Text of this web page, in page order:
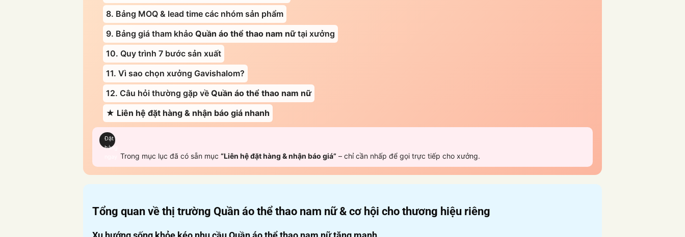
8. Bảng MOQ & lead time các nhóm sản phẩm
9. Bảng giá tham khảo Quần áo thể thao nam nữtại xưởng
10. Quy trình 7 bước sản xuất
11. Vì sao chọn xưởng Gavishalom?
12. Câu hỏi thường gặp về Quần áo thể thao nam nữ
★ Liên hệ đặt hàng & nhận báo giá nhanh
Đặt
hàng
Trong mục lục đã có sẵn mục “Liên hệ đặt hàng & nhận báo giá”– chỉ cần nhấp để gọi trực tiếp cho xưởng.
Tổng quan về thị trường Quần áo thể thao nam nữ& cơ hội cho thương hiệu riêng